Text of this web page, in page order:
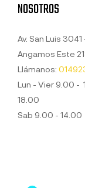
NOSOTROS
Av. San Luis 3041
Angamos Este
Llámanos:
Lun - Vier 9.00 -
18.00
Sab 9.00 - 14.00